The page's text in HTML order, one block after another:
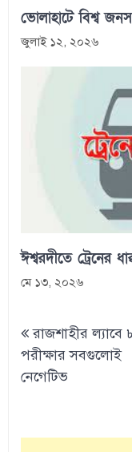
ভোলাহাটে বিশ্ব
জুলাই ১২, ২০২৬
ঈশ্বরদীতে ট্রেনের
মে ১৩, ২০২৬
navigation
রাজশাহীর ল্যাবে
পরীক্ষার সবগুলোই
নেগেটিভ